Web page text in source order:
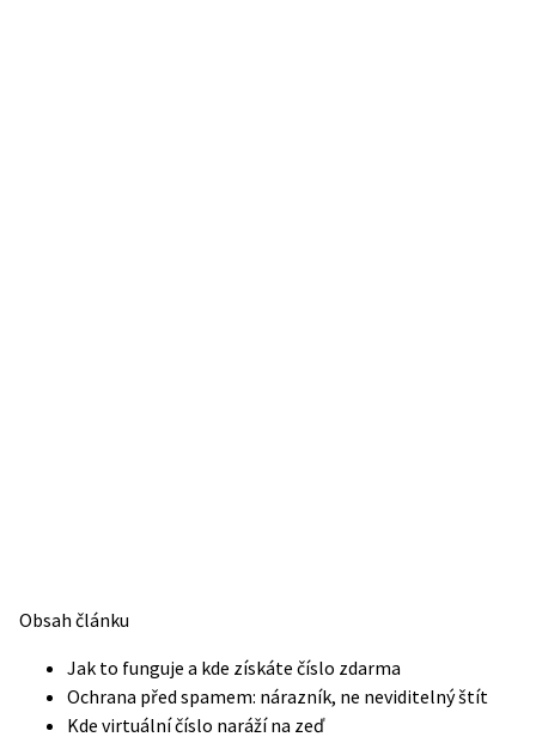
Obsah článku
Jak to funguje a kde získáte číslo zdarma
Ochrana před spamem: nárazník, ne neviditelný štít
Kde virtuální číslo naráží na zeď